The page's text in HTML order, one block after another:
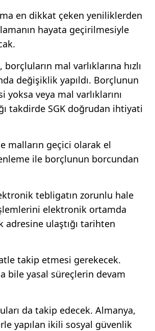
en dikkat çeken yeniliklerden
hayata geçirilmesiyle
mal varlıklarına hızlı
değişiklik yapıldı. Borçlunun
veya mal varlıklarını
takdirde SGK doğrudan ihtiyati
malların geçici olarak el
ile borçlunun borcundan
tebligatın zorunlu hale
elektronik ortamda
ulaştığı tarihten
takip etmesi gerekecek.
bile yasal süreçlerin devam
da takip edecek. Almanya,
yapılan ikili sosyal güvenlik